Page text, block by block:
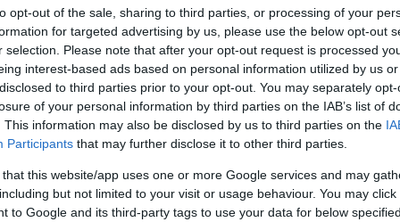
opt-out of the sale, sharing to third parties, or processing of your
for targeted advertising by us, please use the below opt-out
selection. Please note that after your opt-out request is processed
interest-based ads based on personal information utilized by us
to third parties prior to your opt-out. You may separately
of your personal information by third parties on the IAB’s list of
This information may also be disclosed by us to third parties on the
Participants that may further disclose it to other third parties.
that this website/app uses one or more Google services and may
but not limited to your visit or usage behaviour. You may
to Google and its third-party tags to use your data for below
Δημήτρη Παπαστεργίου και Κυριάκο
στην ταχύτητα, στη διαφάνεια και στην